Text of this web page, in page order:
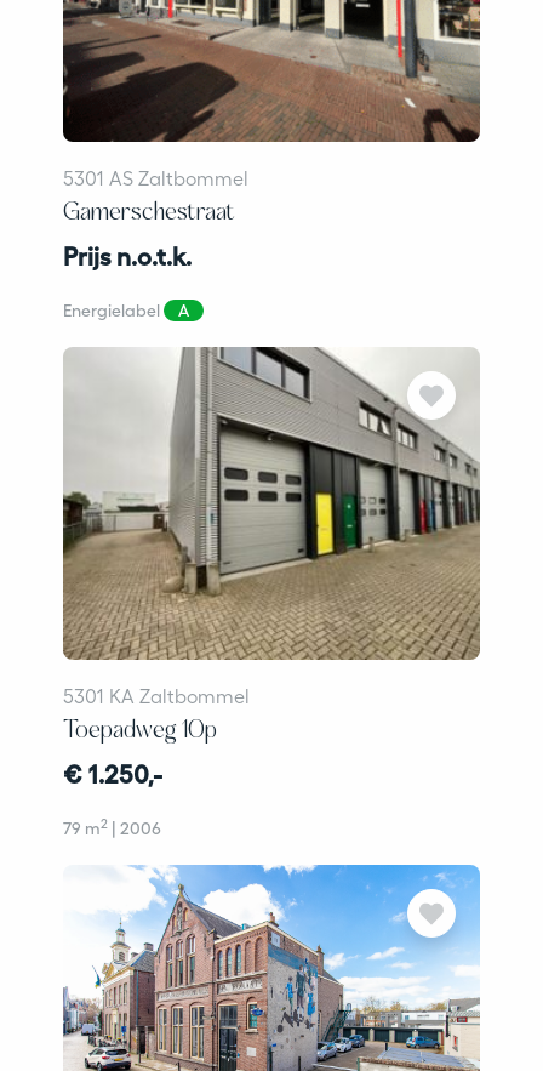
5301 AS Zaltbommel
Gamerschestraat
Prijs n.o.t.k.
Energielabel A
5301 KA Zaltbommel
Toepadweg 10p
€ 1.250,-
79 m2 | 2006